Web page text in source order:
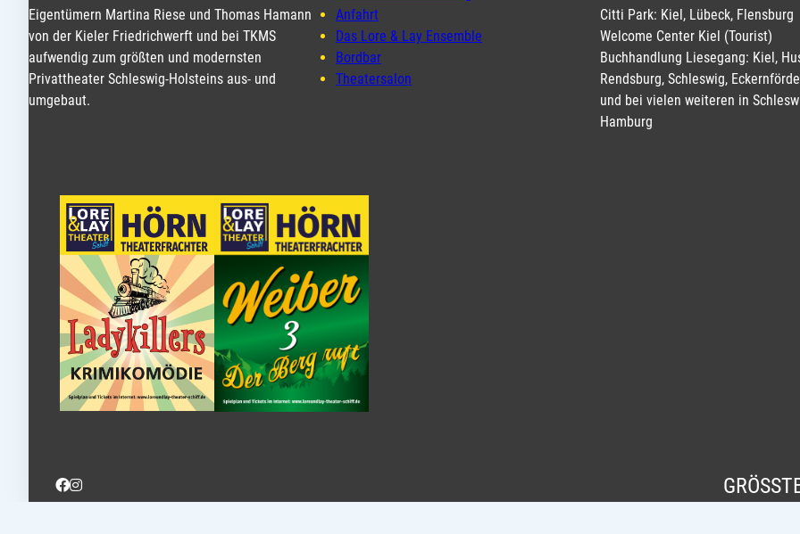
Eigentümern Martina Riese und Thomas Hamann
von der Kieler Friedrichwerft und bei TKMS
aufwendig zum größten und modernsten
Privattheater Schleswig-Holsteins aus- und
umgebaut.
Anfahrt
Das Lore & Lay Ensemble
Bordbar
Theatersalon
Citti Park: Kiel, Lübeck, Flensburg
Welcome Center Kiel (Tourist)
Buchhandlung Liesegang: Kiel,
Rendsburg, Schleswig,
und bei vielen weiteren in
Hamburg